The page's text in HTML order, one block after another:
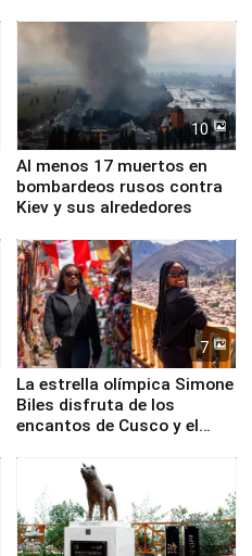
Fenómeno El Niño
10
Al menos 17 muertos en
bombardeos rusos contra
Kiev y sus alrededores
7
La estrella olímpica Simone
Biles disfruta de los
encantos de Cusco y el